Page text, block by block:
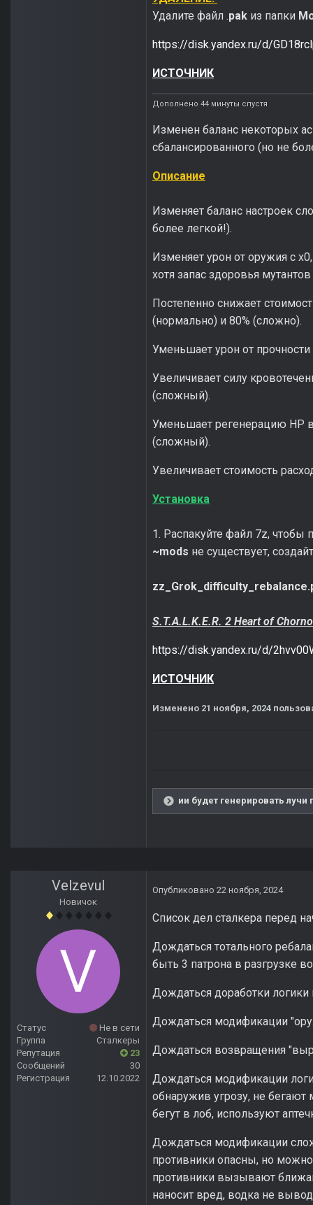
Удалите файл .pak из папки
https://disk.yandex.ru/d/
ИСТОЧНИК
Дополнено 44 минуты спустя
Изменен баланс некоторых
сбалансированного (но не
Описание
Изменяет баланс настроек
более легкой!).
Изменяет урон от оружия с
хотя запас здоровья
Постепенно снижает
(нормально) и 80% (сложно).
Уменьшает урон от
Увеличивает силу
(сложный).
Уменьшает регенерацию HP
(сложный).
Увеличивает стоимость
Установка
1. Распакуйте файл 7z, чтобы
~mods не существует,
S.T.A.L.K.E.R. 2 Heart of
https://disk.yandex.ru/d/
ИСТОЧНИК
Изменено 21 ноября, 2024
ии будет генерировать
Velzevul
Новичок
Статус
Не в сети
Группа
Сталкеры
Репутация
23
Сообщений
30
Регистрация
12.10.2022
Опубликовано 22 ноября, 2024
Список дел сталкера перед
Дождаться тотального
быть 3 патрона в разгрузке
Дождаться доработки логики
Дождаться модификации
Дождаться возвращения
Дождаться модификации
обнаружив угрозу, не
бегут в лоб, используют
Дождаться модификации
противники опасны, но
противники вызывают
наносит вред, водка не